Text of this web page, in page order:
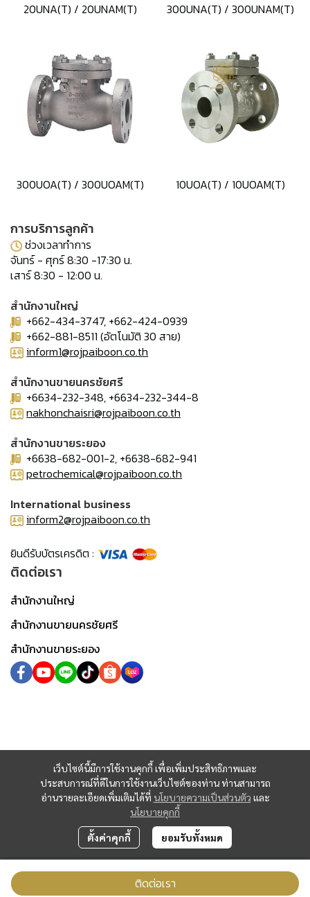
20UNA(T) / 20UNAM(T) 300UNA(T) / 300UNAM(T)
300UOA(T) / 300UOAM(T) 10UOA(T) / 10UOAM(T)
ติดต่อเรา
เว็บไซต์นี้มีการใช้งานคุกกี้ เพื่อเพิ่มประสิทธิภาพและ
ประสบการณ์ที่ดีในการใช้งานเว็บไซต์ของท่าน ท่านสามารถ
อ่านรายละเอียดเพิ่มเติมได้ที่ นโยบายความเป็นส่วนตัว และ
นโยบายคุกกี้
ตั้งค่าคุกกี้ ยอมรับทั้งหมด
การบริการลูกค้า
ช่วงเวลาทำการ
จันทร์ - ศุกร์ 8:30 -17:30 น.
เสาร์ 8:30 - 12:00 น.
สำนักงานใหญ่
+662-434-3747, +662-424-0939
+662-881-8511 (อัตโนมัติ 30 สาย)
inform1@rojpaiboon.co.th
สำนักงานขายนครชัยศรี
+6634-232-348, +6634-232-344-8
nakhonchaisri@rojpaiboon.co.th
สำนักงานขายระยอง
+6638-682-001-2, +6638-682-941
petrochemical@rojpaiboon.co.th
International business
inform2@rojpaiboon.co.th
ยินดีรับบัตรเครดิต :
ติดต่อเรา
สำนักงานใหญ่
สำนักงานขายนครชัยศรี
สำนักงานขายระยอง